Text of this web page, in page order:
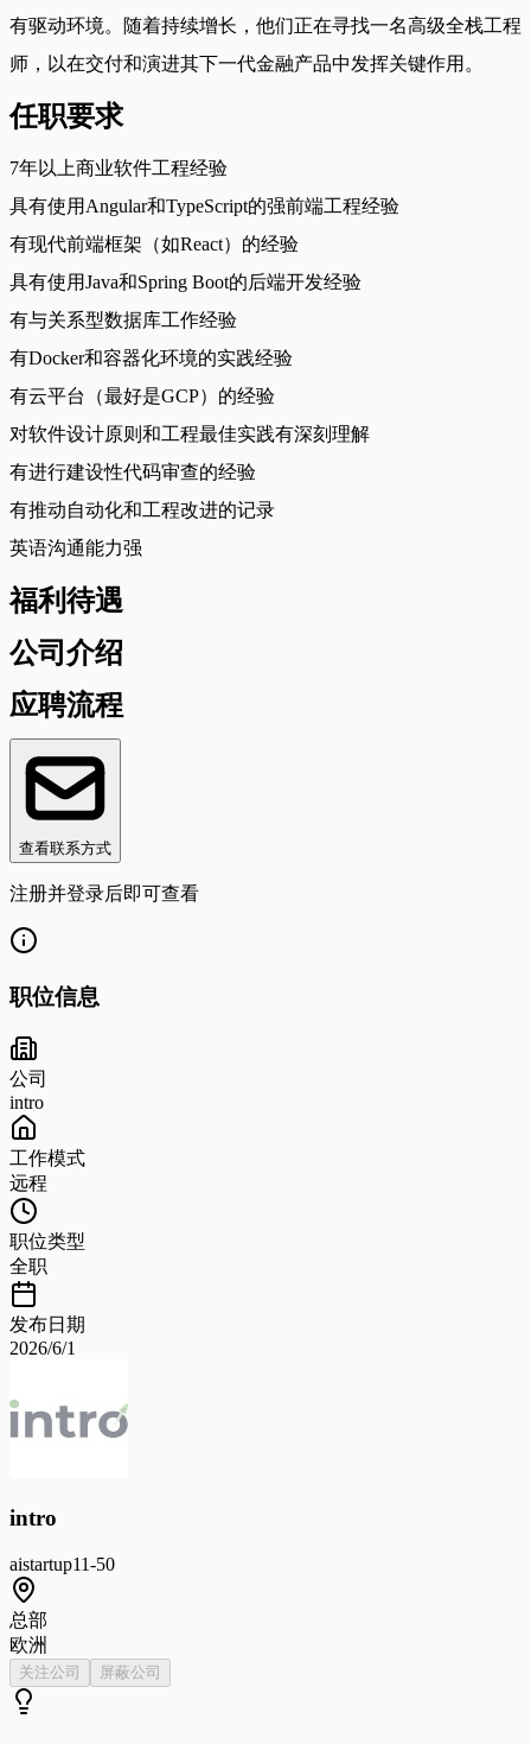
有驱动环境。随着持续增长，他们正在寻找一名高级全栈工程
师，以在交付和演进其下一代金融产品中发挥关键作用。
任职要求
7年以上商业软件工程经验
具有使用Angular和TypeScript的强前端工程经验
有现代前端框架（如React）的经验
具有使用Java和Spring Boot的后端开发经验
有与关系型数据库工作经验
有Docker和容器化环境的实践经验
有云平台（最好是GCP）的经验
对软件设计原则和工程最佳实践有深刻理解
有进行建设性代码审查的经验
有推动自动化和工程改进的记录
英语沟通能力强
福利待遇
公司介绍
应聘流程
查看联系方式
注册并登录后即可查看
职位信息
公司
intro
工作模式
远程
职位类型
全职
发布日期
2026/6/1
intro
aistartup11-50
总部
欧洲
关注公司 屏蔽公司